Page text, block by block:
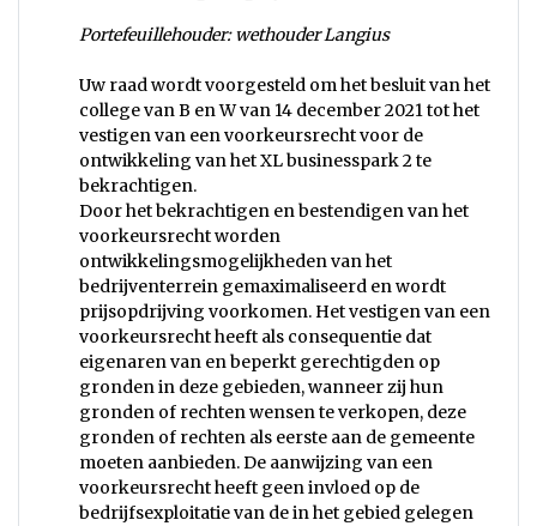
Portefeuillehouder: wethouder Langius
Uw raad wordt voorgesteld om het besluit van het
college van B en W van 14 december 2021 tot het
vestigen van een voorkeursrecht voor de
ontwikkeling van het XL businesspark 2 te
bekrachtigen.
Door het bekrachtigen en bestendigen van het
voorkeursrecht worden
ontwikkelingsmogelijkheden van het
bedrijventerrein gemaximaliseerd en wordt
prijsopdrijving voorkomen. Het vestigen van een
voorkeursrecht heeft als consequentie dat
eigenaren van en beperkt gerechtigden op
gronden in deze gebieden, wanneer zij hun
gronden of rechten wensen te verkopen, deze
gronden of rechten als eerste aan de gemeente
moeten aanbieden. De aanwijzing van een
voorkeursrecht heeft geen invloed op de
bedrijfsexploitatie van de in het gebied gelegen